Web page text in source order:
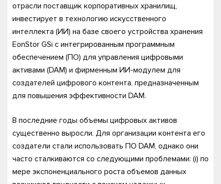
отрасли поставщик корпоративных хранилищ,
инвестирует в технологию искусственного
интеллекта (ИИ) на базе своего устройства хранения
EonStor GSi с интегрированным программным
обеспечением (ПО) для управления цифровыми
активами (DAM) и фирменным ИИ-модулем для
создателей цифрового контента, предназначенным
для повышения эффективности DAM.
В последние годы объемы цифровых активов
существенно выросли. Для организации контента его
создатели стали использовать ПО DAM, однако они
часто сталкиваются со следующими проблемами: (i) по
мере экспоненциального роста объемов данных